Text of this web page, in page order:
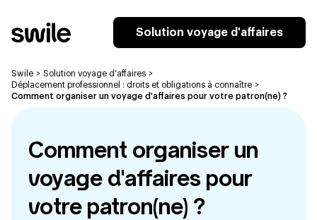
Solution voyage d'affaires
Swile > Solution voyage d'affaires >
Déplacement professionnel : droits et obligations à connaître >
Comment organiser un voyage d'affaires pour votre patron(ne) ?
Comment organiser un
voyage d'affaires pour
votre patron(ne) ?